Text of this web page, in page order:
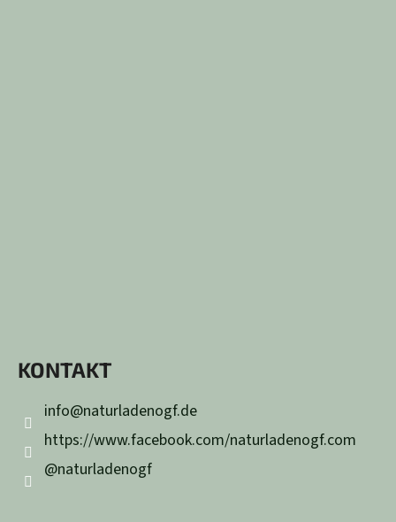
KONTAKT
info@naturladenogf.de
https://www.facebook.com/naturladenogf.com
@naturladenogf